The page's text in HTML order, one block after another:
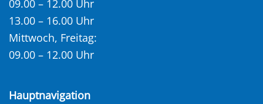
09.00 – 12.00 Uhr
13.00 – 16.00 Uhr
Mittwoch, Freitag:
09.00 – 12.00 Uhr
Hauptnavigation